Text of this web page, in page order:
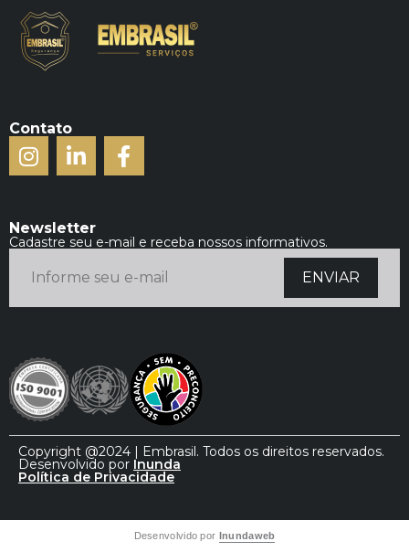
Contato
Newsletter
Cadastre seu e-mail e receba nossos informativos.
Copyright @2024 | Embrasil. Todos os direitos reservados.
Desenvolvido por Inunda
Política de Privacidade
Desenvolvido por Inundaweb